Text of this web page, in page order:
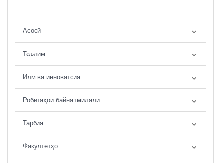
Асосӣ
Таълим
Илм ва инноватсия
Робитаҳои байналмилалӣ
Тарбия
Факултетҳо